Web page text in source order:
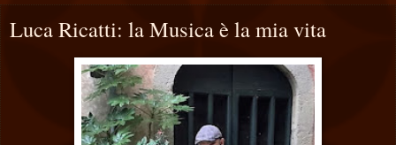
Luca Ricatti: la Musica è la mia vita